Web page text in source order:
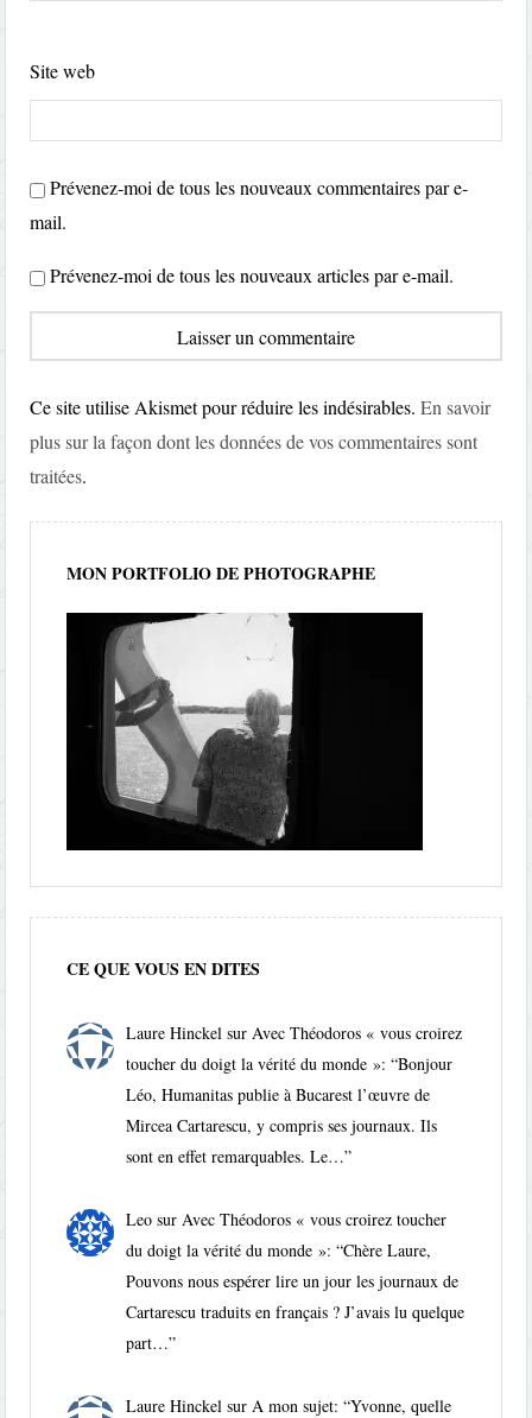
Site web
Prévenez-moi de tous les nouveaux commentaires par e-
mail.
Prévenez-moi de tous les nouveaux articles par e-mail.
Ce site utilise Akismet pour réduire les indésirables.En savoir
plus sur la façon dont les données de vos commentaires sont
traitées.
MON PORTFOLIO DE PHOTOGRAPHE
CE QUE VOUS EN DITES
Laure Hinckel surAvec Théodoros « vous croirez
toucher du doigt la vérité du monde »: “Bonjour
Léo, Humanitas publie à Bucarest l’œuvre de
Mircea Cartarescu, y compris ses journaux. Ils
sont en effet remarquables. Le…”
Leo sur Avec Théodoros « vous croirez toucher
du doigt la vérité du monde »: “Chère Laure,
Pouvons nous espérer lire un jour les journaux de
Cartarescu traduits en français ? J’avais lu quelque
part…”
Laure Hinckel sur A mon sujet: “Yvonne, quelle